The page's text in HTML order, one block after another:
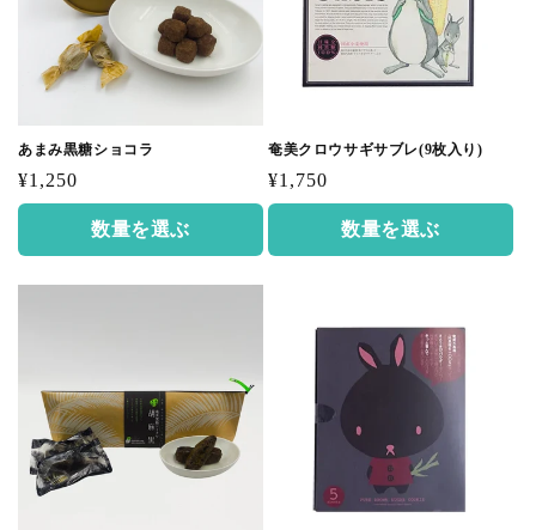
あまみ黒糖ショコラ
通
常
格
¥1,250
数量を選ぶ
奄美クロウサギサブレ(9枚入り)
通
常
格
¥1,750
数量を選ぶ